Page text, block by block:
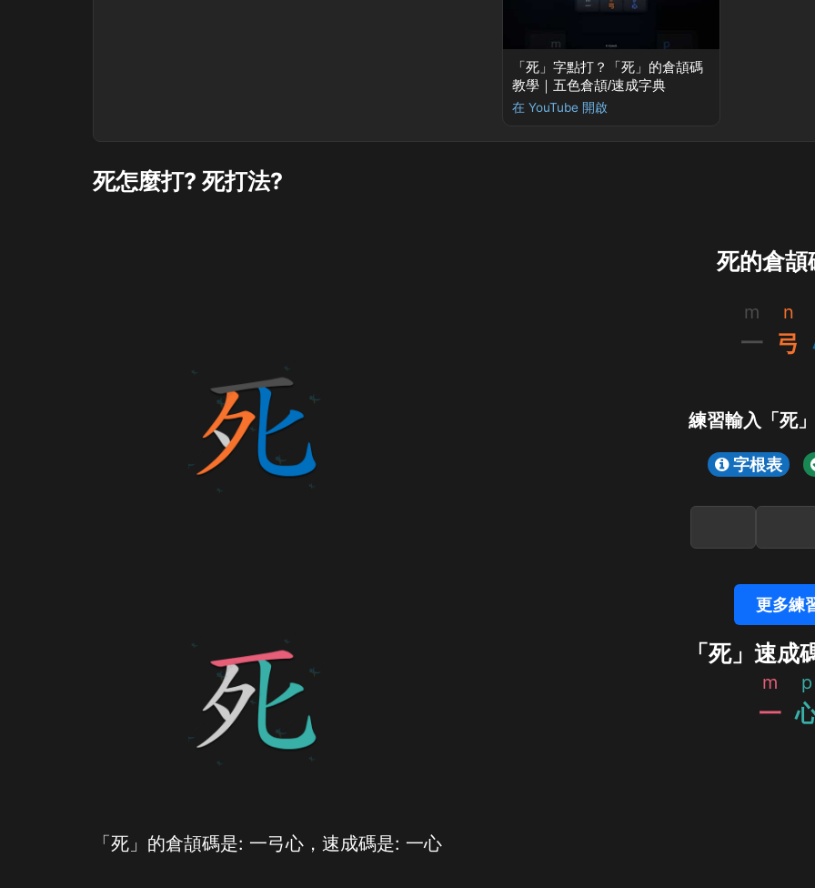
「死」字點打？「死」的倉頡碼
教學｜五色倉頡/速成字典
在 YouTube 開啟
死怎麼打? 死打法?
死的倉頡
m
一
n
弓
練習輸入「死
字根表
更多練
「死」速成
m
一
p
「死」的倉頡碼是: 一弓心，速成碼是: 一心